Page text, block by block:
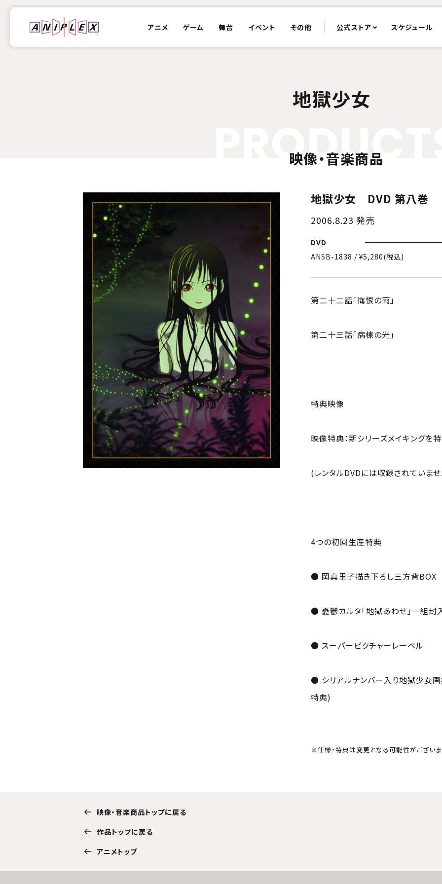
アニメ ゲーム 舞台 イベント その他 公式ストア スケジュール
地獄少女
ODUC
映像・音楽商品
地獄少女 DVD 第八巻
2006.8.23 発売
DVD
ANSB-1838 / ¥5,280(税込)
第二十二話「悔恨の雨」
第二十三話「病棟の光」
特典映像
映像特典：新シリーズメイキングを
(レンタルDVDには収録されていま
4つの初回生産特典
● 岡真里子描き下ろし三方背BOX
● 憂鬱カルタ「地獄あわせ」一組封
● スーパーピクチャーレーベル
● シリアルナンバー入り地獄少女
特典)
※仕様・特典は変更となる可能性がございま
映像・音楽商品トップに戻る
作品トップに戻る
アニメトップ